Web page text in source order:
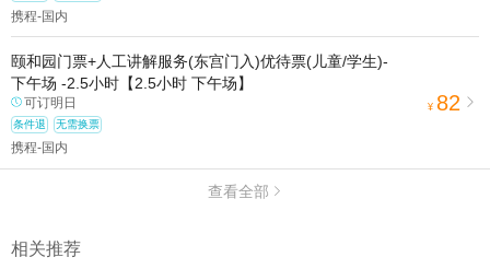
携程-国内
颐和园门票+人工讲解服务(东宫门入)优待票(儿童/学生)-
下午场 -2.5小时【2.5小时 下午场】
可订明日
条件退 无需换票
携程-国内
¥ 82 
查看全部 
相关推荐